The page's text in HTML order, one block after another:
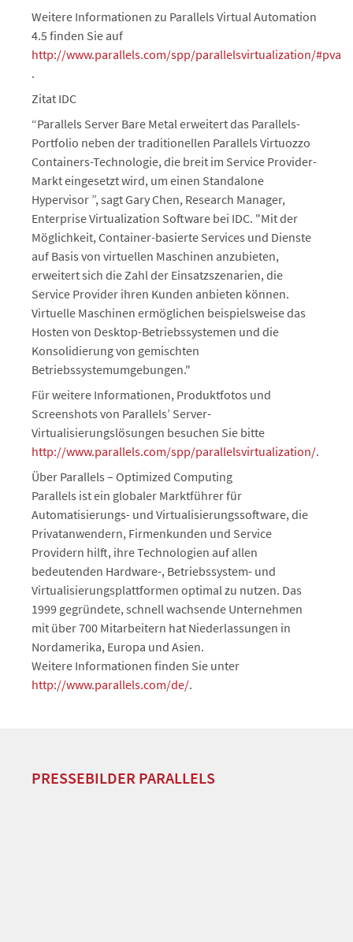
Weitere Informationen zu Parallels Virtual Automation
4.5 finden Sie auf
http://www.parallels.com/spp/parallelsvirtualization/#pva
.
Zitat IDC
“Parallels Server Bare Metal erweitert das Parallels-
Portfolio neben der traditionellen Parallels Virtuozzo
Containers-Technologie, die breit im Service Provider-
Markt eingesetzt wird, um einen Standalone
Hypervisor ”, sagt Gary Chen, Research Manager,
Enterprise Virtualization Software bei IDC. "Mit der
Möglichkeit, Container-basierte Services und Dienste
auf Basis von virtuellen Maschinen anzubieten,
erweitert sich die Zahl der Einsatzszenarien, die
Service Provider ihren Kunden anbieten können.
Virtuelle Maschinen ermöglichen beispielsweise das
Hosten von Desktop-Betriebssystemen und die
Konsolidierung von gemischten
Betriebssystemumgebungen."
Für weitere Informationen, Produktfotos und
Screenshots von Parallels’ Server-
Virtualisierungslösungen besuchen Sie bitte
http://www.parallels.com/spp/parallelsvirtualization/.
Über Parallels – Optimized Computing
Parallels ist ein globaler Marktführer für
Automatisierungs- und Virtualisierungssoftware, die
Privatanwendern, Firmenkunden und Service
Providern hilft, ihre Technologien auf allen
bedeutenden Hardware-, Betriebssystem- und
Virtualisierungsplattformen optimal zu nutzen. Das
1999 gegründete, schnell wachsende Unternehmen
mit über 700 Mitarbeitern hat Niederlassungen in
Nordamerika, Europa und Asien.
Weitere Informationen finden Sie unter
http://www.parallels.com/de/.
PRESSEBILDER PARALLELS